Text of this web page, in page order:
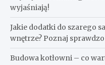
wyjaśniają!
Jakie dodatki do szarego
wnętrze? Poznaj
Budowa kotłowni – co